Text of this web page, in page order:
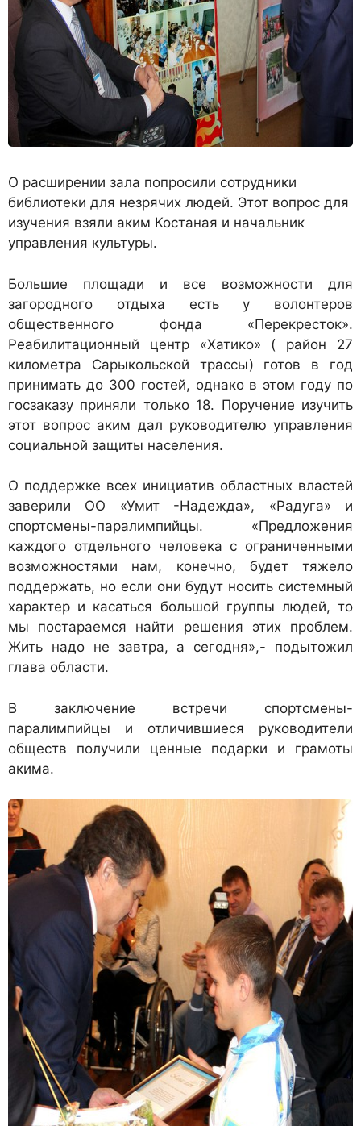
О расширении зала попросили сотрудники
библиотеки для незрячих людей. Этот вопрос для
изучения взяли аким Костаная и начальник
управления культуры.
Большие площади и все возможности для
загородного отдыха есть у волонтеров
общественного фонда «Перекресток».
Реабилитационный центр «Хатико» ( район 27
километра Сарыкольской трассы) готов в год
принимать до 300 гостей, однако в этом году по
госзаказу приняли только 18. Поручение изучить
этот вопрос аким дал руководителю управления
социальной защиты населения.
О поддержке всех инициатив областных властей
заверили ОО «Умит -Надежда», «Радуга» и
спортсмены-паралимпийцы. «Предложения
каждого отдельного человека с ограниченными
возможностями нам, конечно, будет тяжело
поддержать, но если они будут носить системный
характер и касаться большой группы людей, то
мы постараемся найти решения этих проблем.
Жить надо не завтра, а сегодня»,- подытожил
глава области.
В заключение встречи спортсмены-
паралимпийцы и отличившиеся руководители
обществ получили ценные подарки и грамоты
акима.